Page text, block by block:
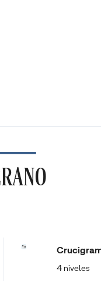
4 niveles